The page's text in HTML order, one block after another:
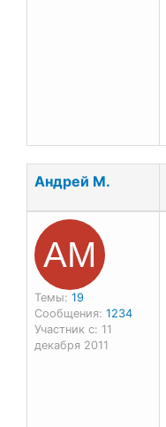
Андрей М.
АМ
Темы: 19
Сообщения: 1234
Участник с: 11
декабря 2011